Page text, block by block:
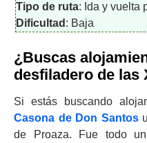
Tipo de ruta: Ida y vuelta
Dificultad : Baja
¿Buscas
desfiladero de las
Si estás buscando
Casona de Don Santos
de Proaza. Fue todo